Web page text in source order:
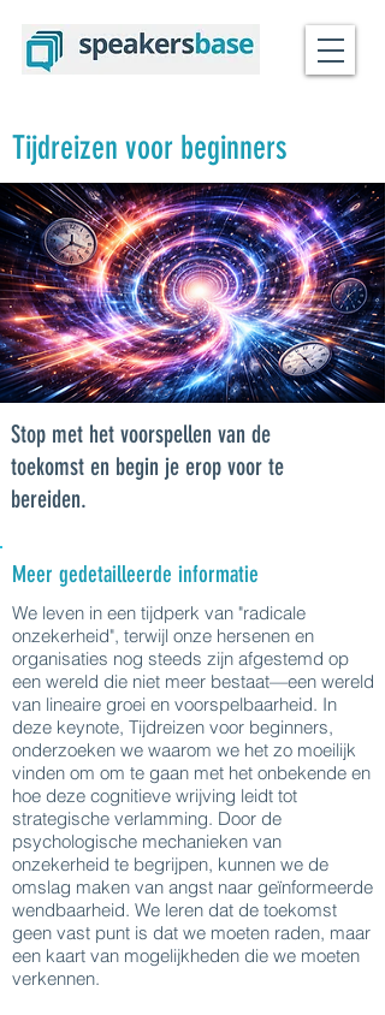
Tijdreizen voor beginners
Stop met het voorspellen van de
toekomst en begin je erop voor te
bereiden.
Meer gedetailleerde informatie
We leven in een tijdperk van "radicale
onzekerheid", terwijl onze hersenen en
organisaties nog steeds zijn afgestemd op
een wereld die niet meer bestaat—een wereld
van lineaire groei en voorspelbaarheid. In
deze keynote, Tijdreizen voor beginners,
onderzoeken we waarom we het zo moeilijk
vinden om om te gaan met het onbekende en
hoe deze cognitieve wrijving leidt tot
strategische verlamming. Door de
psychologische mechanieken van
onzekerheid te begrijpen, kunnen we de
omslag maken van angst naar geïnformeerde
wendbaarheid. We leren dat de toekomst
geen vast punt is dat we moeten raden, maar
een kaart van mogelijkheden die we moeten
verkennen.